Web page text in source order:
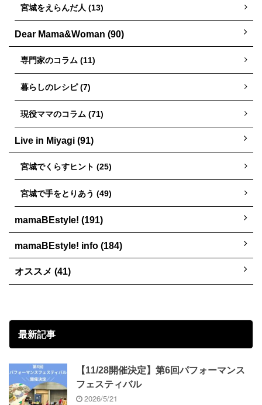
宮城をえらんだ人 (13)
Dear Mama&Woman (90)
専門家のコラム (11)
暮らしのレシピ (7)
現役ママのコラム (71)
Live in Miyagi (91)
宮城でくらすヒント (25)
宮城で手をとりあう (49)
mamaBEstyle! (191)
mamaBEstyle! info (184)
オススメ (41)
最新記事
【11/28開催決定】第6回パフォーマンス
フェスティバル
2026/5/21